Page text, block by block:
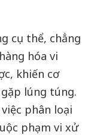
cụ thể, chẳng
hóa vi
khiến cơ
lúng túng.
phân loại
phạm vi xử